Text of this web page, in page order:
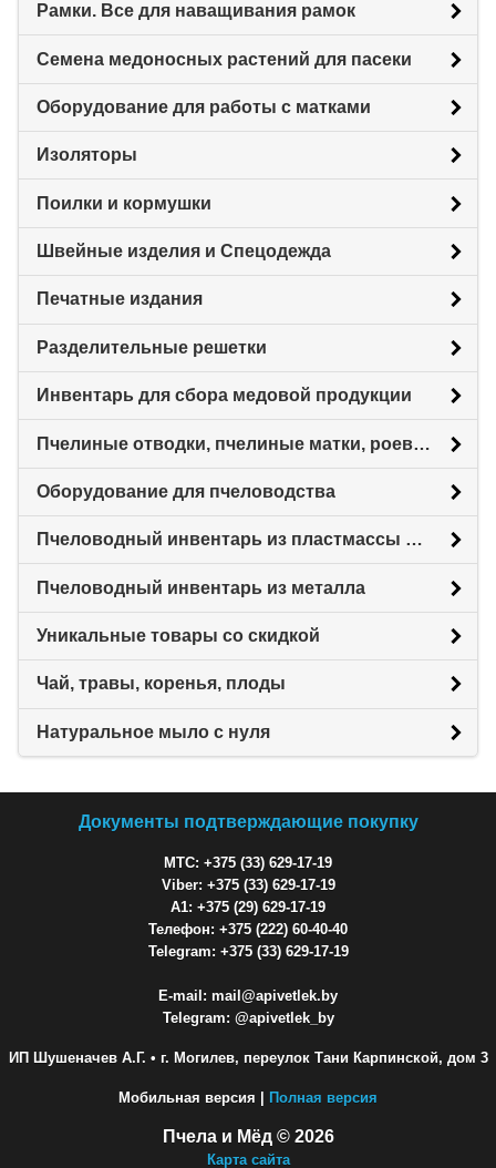
Рамки. Все для наващивания рамок
Семена медоносных растений для пасеки
Оборудование для работы с матками
Изоляторы
Поилки и кормушки
Швейные изделия и Спецодежда
Печатные издания
Разделительные решетки
Инвентарь для сбора медовой продукции
Пчелиные отводки, пчелиные матки, роевни
Оборудование для пчеловодства
Пчеловодный инвентарь из пластмассы для пасеки
Пчеловодный инвентарь из металла
Уникальные товары со скидкой
Чай, травы, коренья, плоды
Натуральное мыло с нуля
Документы подтверждающие покупку
МТС: +375 (33) 629-17-19
Viber: +375 (33) 629-17-19
A1: +375 (29) 629-17-19
Телефон: +375 (222) 60-40-40
Telegram: +375 (33) 629-17-19
E-mail: mail@apivetlek.by
Telegram: @apivetlek_by
ИП Шушеначев А.Г. • г. Могилев, переулок Тани Карпинской, дом 3
Мобильная версия | Полная версия
Пчела и Мёд © 2026
Карта сайта